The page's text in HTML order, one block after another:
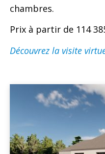
chambres.
Prix à partir de 114
Découvrez la visite